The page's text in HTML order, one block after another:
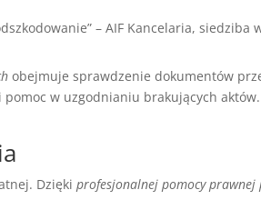
– AIF Kancelaria, siedziba
obejmuje sprawdzenie dokumentów
w uzgodnianiu brakujących
Dziękiprofesjonalnej pomocy prawnej